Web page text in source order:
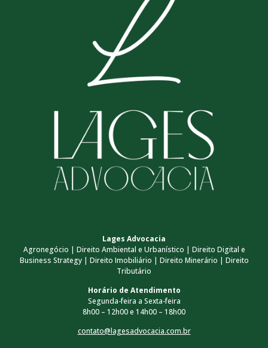
Lages Advocacia
Agronegócio | Direito Ambiental e Urbanístico | Direito Digital e
Business Strategy | Direito Imobiliário | Direito Minerário | Direito
Tributário
Horário de Atendimento
Segunda-feira a Sexta-feira
8h00 – 12h00 e 14h00 – 18h00
contato@lagesadvocacia.com.br